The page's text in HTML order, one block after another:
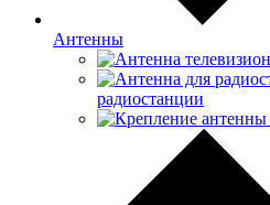
Антенны
радиостанции